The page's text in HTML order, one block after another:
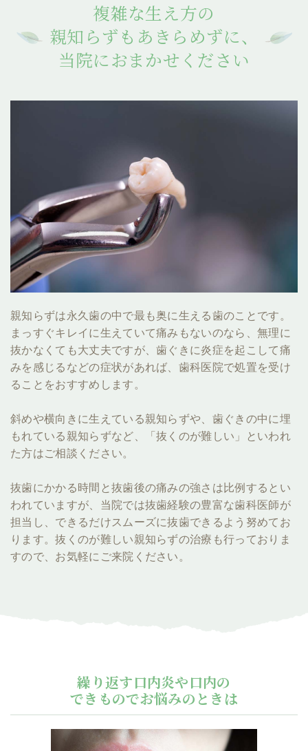
複雑な生え方の
親知らずもあきらめずに、
当院におまかせください
親知らずは永久歯の中で最も奥に生える歯のことです。
まっすぐキレイに生えていて痛みもないのなら、無理に
抜かなくても大丈夫ですが、歯ぐきに炎症を起こして痛
みを感じるなどの症状があれば、歯科医院で処置を受け
ることをおすすめします。
斜めや横向きに生えている親知らずや、歯ぐきの中に埋
もれている親知らずなど、「抜くのが難しい」といわれ
た方はご相談ください。
抜歯にかかる時間と抜歯後の痛みの強さは比例するとい
われていますが、当院では抜歯経験の豊富な歯科医師が
担当し、できるだけスムーズに抜歯できるよう努めてお
ります。抜くのが難しい親知らずの治療も行っておりま
すので、お気軽にご来院ください。
繰り返す口内炎や口内の
できものでお悩みのときは